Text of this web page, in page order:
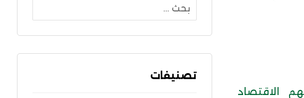
الاقتصاد
تصنيفات